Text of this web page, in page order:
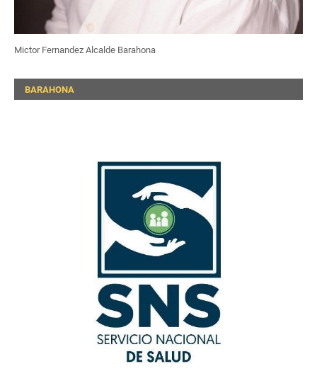
Mictor Fernandez Alcalde Barahona
BARAHONA